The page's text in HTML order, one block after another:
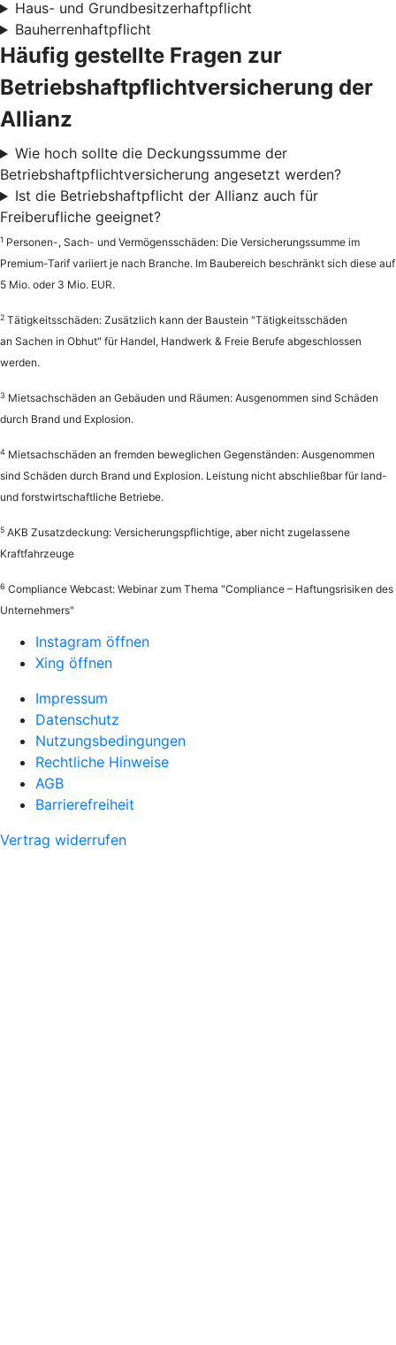
Haus- und Grundbesitzerhaftpflicht
Bauherrenhaftpflicht
Häufig gestellte Fragen zur
Betriebshaftpflichtversicherung der
Allianz
Wie hoch sollte die Deckungssumme der
Betriebshaftpflichtversicherung angesetzt werden?
Ist die Betriebshaftpflicht der Allianz auch für
Freiberufliche geeignet?
1 Personen-, Sach- und Vermögensschäden: Die Versicherungssumme im
Premium-Tarif variiert je nach Branche. Im Baubereich beschränkt sich diese auf
5 Mio. oder 3 Mio. EUR.
2 Tätigkeitsschäden: Zusätzlich kann der Baustein "Tätigkeitsschäden
an Sachen in Obhut" für Handel, Handwerk & Freie Berufe abgeschlossen
werden.
3 Mietsachschäden an Gebäuden und Räumen: Ausgenommen sind Schäden
durch Brand und Explosion.
4 Mietsachschäden an fremden beweglichen Gegenständen: Ausgenommen
sind Schäden durch Brand und Explosion. Leistung nicht abschließbar für land-
und forstwirtschaftliche Betriebe.
5 AKB Zusatzdeckung: Versicherungspflichtige, aber nicht zugelassene
Kraftfahrzeuge
6 Compliance Webcast: Webinar zum Thema "Compliance – Haftungsrisiken des
Unternehmers"
Instagram öffnen
Xing öffnen
Impressum
Datenschutz
Nutzungsbedingungen
Rechtliche Hinweise
AGB
Barrierefreiheit
Vertrag widerrufen